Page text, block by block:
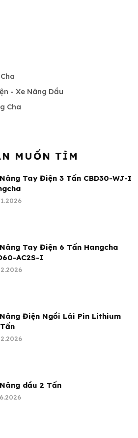
- Xe Nâng Dầu
Cha
MUỐN TÌM
Tay Điện 3 Tấn CBD30-WJ-I
Tay Điện 6 Tấn Hangcha
AC2S-I
Điện Ngồi Lái Pin Lithium
Xe Nâng dầu 2 Tấn